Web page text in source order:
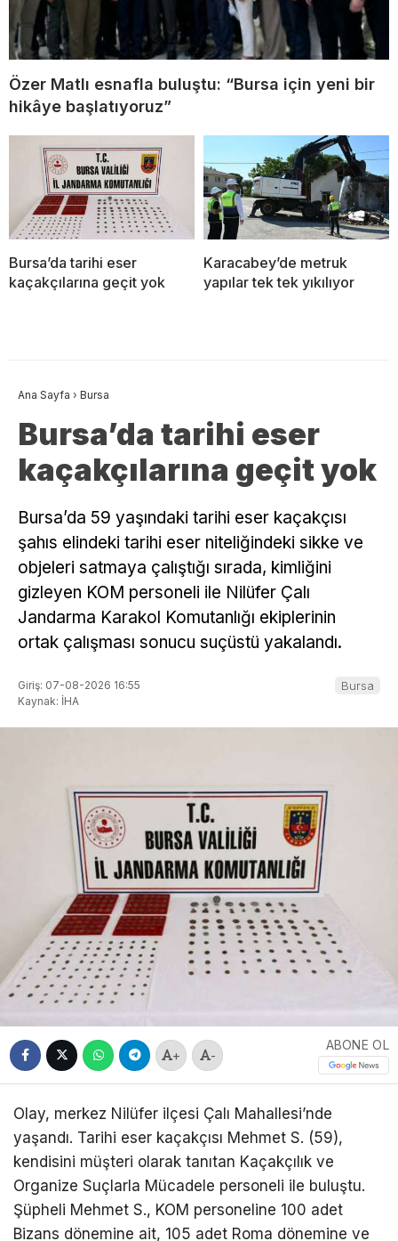
Özer Matlı esnafla buluştu: “Bursa için yeni bir
hikâye başlatıyoruz”
Bursa’da tarihi eser
kaçakçılarına geçit yok
Karacabey’de metruk
yapılar tek tek yıkılıyor
Ana Sayfa › Bursa
Bursa’da tarihi eser
kaçakçılarına geçit yok
Bursa’da 59 yaşındaki tarihi eser kaçakçısı
şahıs elindeki tarihi eser niteliğindeki sikke ve
objeleri satmaya çalıştığı sırada, kimliğini
gizleyen KOM personeli ile Nilüfer Çalı
Jandarma Karakol Komutanlığı ekiplerinin
ortak çalışması sonucu suçüstü yakalandı.
Giriş: 07-08-2026 16:55
Kaynak: İHA
Bursa
+ -
ABONE OL
Olay, merkez Nilüfer ilçesi Çalı Mahallesi’nde
yaşandı. Tarihi eser kaçakçısı Mehmet S. (59),
kendisini müşteri olarak tanıtan Kaçakçılık ve
Organize Suçlarla Mücadele personeli ile buluştu.
Şüpheli Mehmet S., KOM personeline 100 adet
Bizans dönemine ait, 105 adet Roma dönemine ve